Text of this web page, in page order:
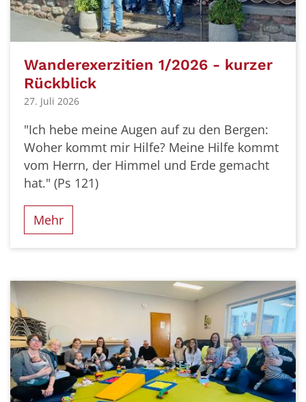
Wanderexerzitien 1/2026 - kurzer
Rückblick
27. Juli 2026
"Ich hebe meine Augen auf zu den Bergen:
Woher kommt mir Hilfe? Meine Hilfe kommt
vom Herrn, der Himmel und Erde gemacht
hat." (Ps 121)
Mehr